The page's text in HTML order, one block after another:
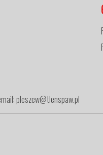
pleszew@tlenspaw.pl